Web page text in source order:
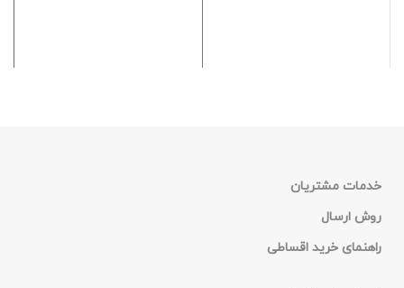
خدمات مشتریان
روش ارسال
راهنمای خرید اقساطی